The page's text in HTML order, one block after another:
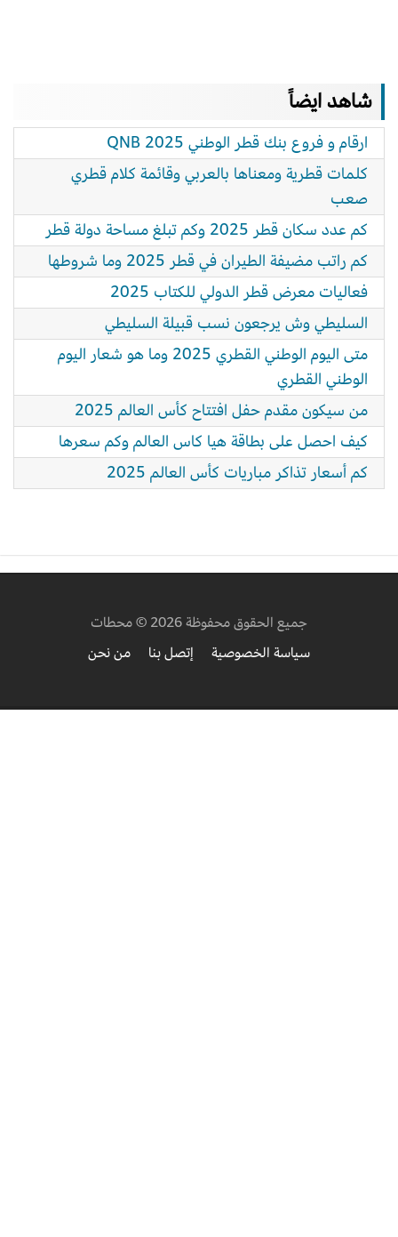
شاهد ايضاً
ارقام و فروع بنك قطر الوطني 2025 QNB
كلمات قطرية ومعناها بالعربي وقائمة كلام قطري
صعب
كم عدد سكان قطر 2025 وكم تبلغ مساحة دولة قطر
كم راتب مضيفة الطيران في قطر 2025 وما شروطها
فعاليات معرض قطر الدولي للكتاب 2025
السليطي وش يرجعون نسب قبيلة السليطي
متى اليوم الوطني القطري 2025 وما هو شعار اليوم
الوطني القطري
من سيكون مقدم حفل افتتاح كأس العالم 2025
كيف احصل على بطاقة هيا كاس العالم وكم سعرها
كم أسعار تذاكر مباريات كأس العالم 2025
جميع الحقوق محفوظة 2026 © محطات
سياسة الخصوصية
إتصل بنا من نحن